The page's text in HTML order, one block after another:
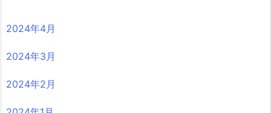
2024年4月
2024年3月
2024年2月